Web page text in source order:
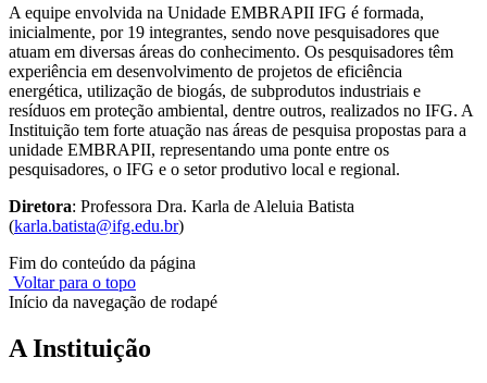
A equipe envolvida na Unidade EMBRAPII IFG é formada,
inicialmente, por 19 integrantes, sendo nove pesquisadores que
atuam em diversas áreas do conhecimento. Os pesquisadores têm
experiência em desenvolvimento de projetos de eficiência
energética, utilização de biogás, de subprodutos industriais e
resíduos em proteção ambiental, dentre outros, realizados no IFG. A
Instituição tem forte atuação nas áreas de pesquisa propostas para a
unidade EMBRAPII, representando uma ponte entre os
pesquisadores, o IFG e o setor produtivo local e regional.
Diretora: Professora Dra. Karla de Aleluia Batista
(karla.batista@ifg.edu.br)
Fim do conteúdo da página
Voltar para o topo
Início da navegação de rodapé
A Instituição